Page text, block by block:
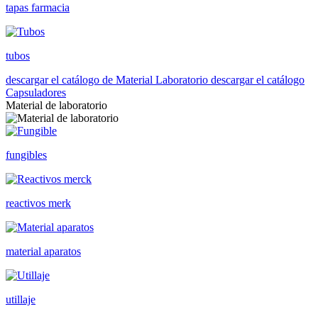
tapas farmacia
tubos
descargar el catálogo de Material Laboratorio descargar el catálogo
Capsuladores
Material de laboratorio
fungibles
reactivos merk
material aparatos
utillaje